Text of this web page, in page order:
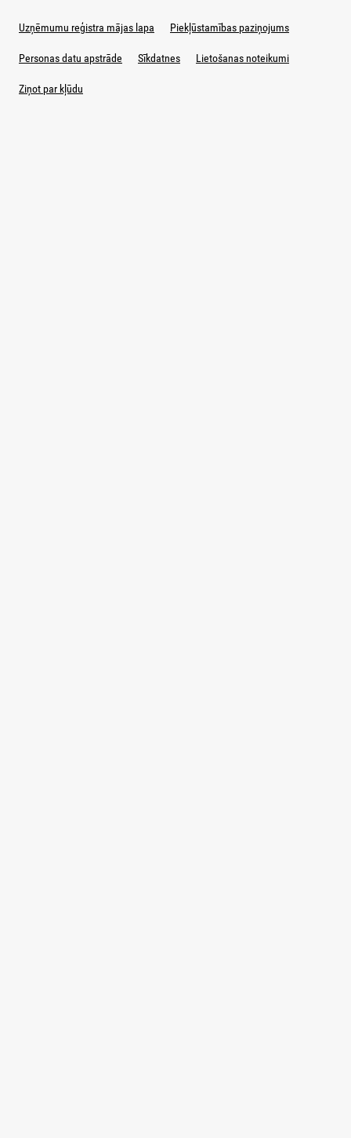
Uzņēmumu reģistra mājas lapa Piekļūstamības paziņojums
Personas datu apstrāde Sīkdatnes Lietošanas noteikumi
Ziņot par kļūdu